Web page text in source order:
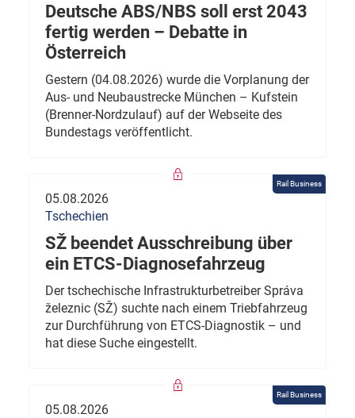
Deutsche ABS/NBS soll erst 2043
fertig werden – Debatte in
Österreich
Gestern (04.08.2026) wurde die Vorplanung der
Aus- und Neubaustrecke München – Kufstein
(Brenner-Nordzulauf) auf der Webseite des
Bundestags veröffentlicht.
Rail Business
05.08.2026
Tschechien
SŽ beendet Ausschreibung über
ein ETCS-Diagnosefahrzeug
Der tschechische Infrastrukturbetreiber Správa
železnic (SŽ) suchte nach einem Triebfahrzeug
zur Durchführung von ETCS-Diagnostik – und
hat diese Suche eingestellt.
Rail Business
05.08.2026